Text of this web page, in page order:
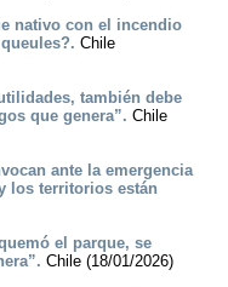
nativo con el incendio
Chile
también debe
que genera”. Chile
ante la emergencia
los territorios están
el parque, se
Chile (18/01/2026)